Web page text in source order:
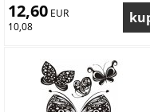
12,60 EUR
10,08